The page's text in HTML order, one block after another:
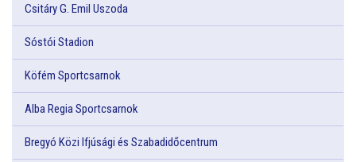
Csitáry G. Emil Uszoda
Sóstói Stadion
Köfém Sportcsarnok
Alba Regia Sportcsarnok
Bregyó Közi Ifjúsági és Szabadidőcentrum